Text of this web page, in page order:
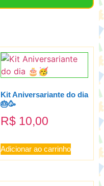
Kit Aniversariante do dia
🎂🥳
R$ 10,00
Adicionar ao carrinho